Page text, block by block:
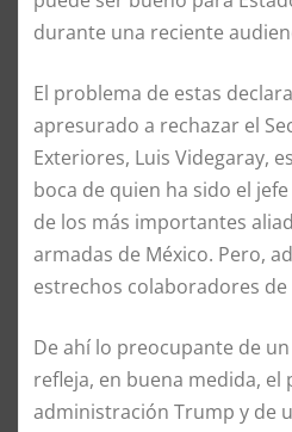
durante una reciente
El problema de estas
apresurado a rechazar el
Exteriores, Luis Videgaray,
boca de quien ha sido el
de los más importantes
armadas de México. Pero,
estrechos colaboradores de
De ahí lo preocupante de
refleja, en buena medida, el
administración Trump y de